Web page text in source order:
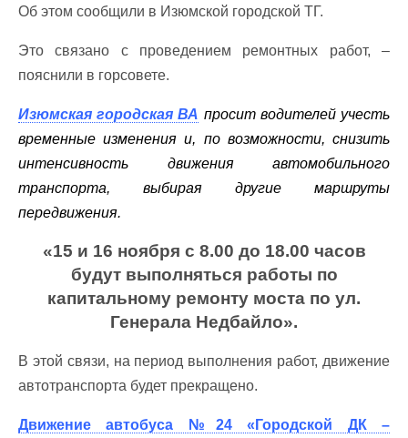
Об этом сообщили в Изюмской городской ТГ.
Это связано с проведением ремонтных работ, –
пояснили в горсовете.
Изюмская городская ВА просит водителей учесть
временные изменения и, по возможности, снизить
интенсивность движения автомобильного
транспорта, выбирая другие маршруты
передвижения.
«15 и 16 ноября с 8.00 до 18.00 часов
будут выполняться работы по
капитальному ремонту моста по ул.
Генерала Недбайло».
В этой связи, на период выполнения работ, движение
автотранспорта будет прекращено.
Движение автобуса №24 «Городской ДК –